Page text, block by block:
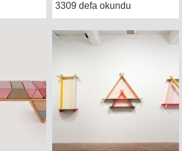
3309 defa okundu